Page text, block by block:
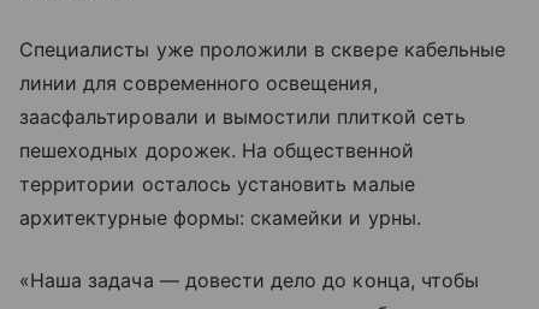
Специалисты уже проложили в сквере кабельные
линии для современного освещения,
заасфальтировали и вымостили плиткой сеть
пешеходных дорожек. На общественной
территории осталось установить малые
архитектурные формы: скамейки и урны.
«Наша задача — довести дело до конца, чтобы